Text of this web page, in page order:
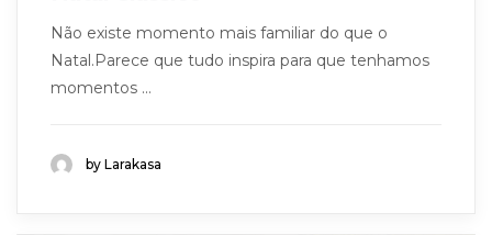
Não existe momento mais familiar do que o
Natal.Parece que tudo inspira para que tenhamos
momentos ...
by Larakasa